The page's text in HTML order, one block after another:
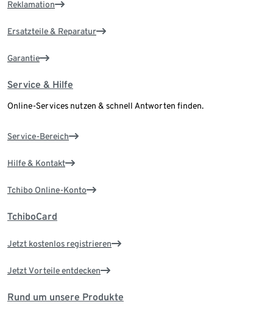
Reklamation
Ersatzteile & Reparatur
Garantie
Service & Hilfe
Online-Services nutzen & schnell Antworten finden.
Service-Bereich
Hilfe & Kontakt
Tchibo Online-Konto
TchiboCard
Jetzt kostenlos registrieren
Jetzt Vorteile entdecken
Rund um unsere Produkte